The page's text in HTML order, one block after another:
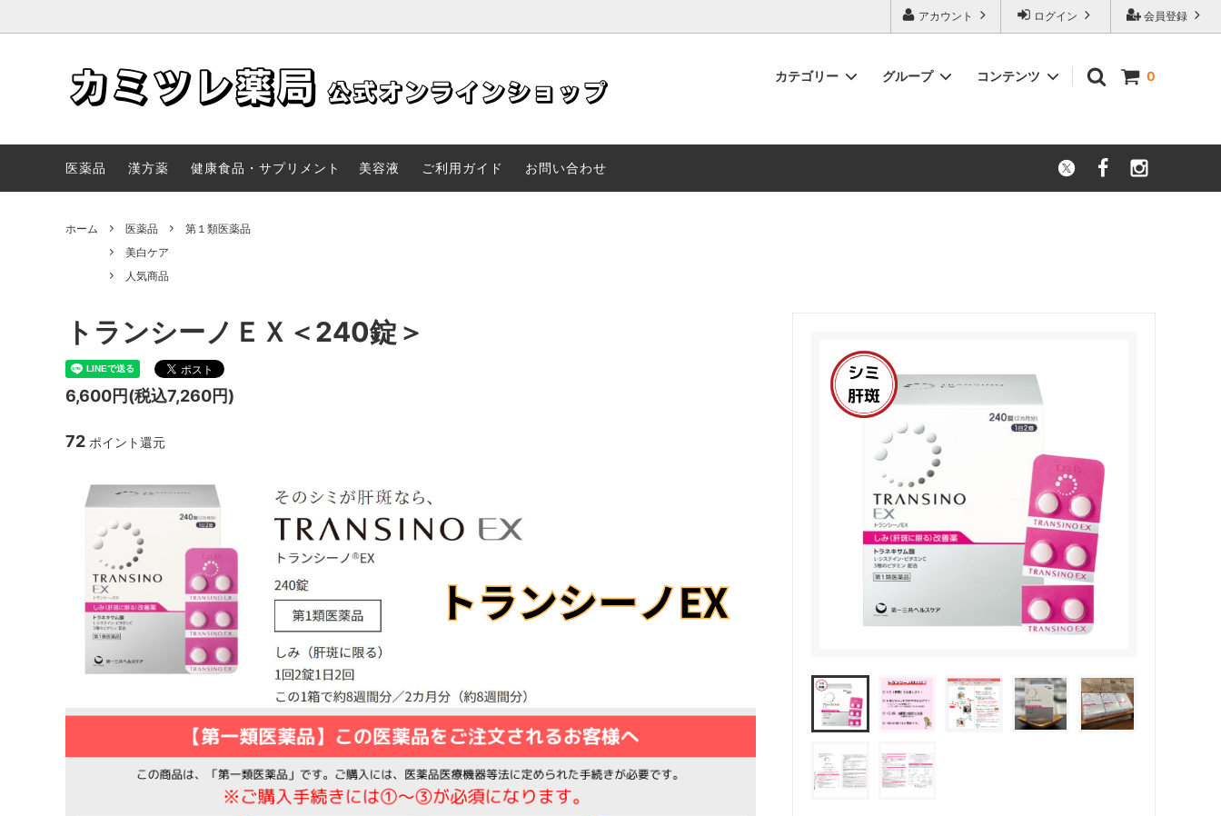
会員登録
ログイン
アカウント
0
カテゴリー グループ コンテンツ
ラインショップ
医薬品 漢方薬 健康食品・サプリメント 美容液 ご利用ガイド お問い合わせ
ホーム 医薬品
第１類医薬品
美白ケア
人気商品
トランシーノＥＸ＜240錠＞
6,600円(税込7,260円)
72 ポイント還元